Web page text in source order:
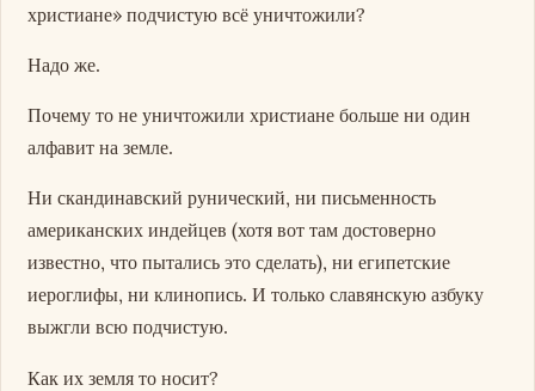
христиане» подчистую всё уничтожили?
Надо же.
Почему то не уничтожили христиане больше ни один
алфавит на земле.
Ни скандинавский рунический, ни письменность
американских индейцев (хотя вот там достоверно
известно, что пытались это сделать), ни египетские
иероглифы, ни клинопись. И только славянскую азбуку
выжгли всю подчистую.
Как их земля то носит?